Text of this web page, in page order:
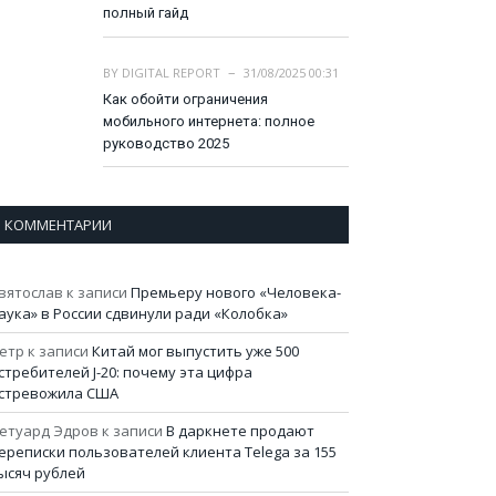
полный гайд
BY DIGITAL REPORT
31/08/2025 00:31
Как обойти ограничения
мобильного интернета: полное
руководство 2025
КОММЕНТАРИИ
к записи Премьеру нового «Человека-
в России сдвинули ради «Колобка»
к записи Китай мог выпустить уже 500
J-20: почему эта цифра
США
Эдров к записи В даркнете продают
пользователей клиента Telega за 155
рублей